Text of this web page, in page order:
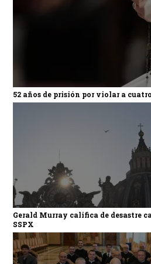
52 años de prisión por violar a
Gerald Murray califica de desastre
SSPX